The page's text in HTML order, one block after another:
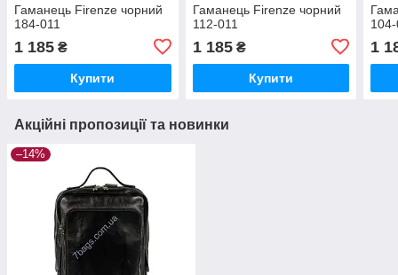
Гаманець Firenze чорний
184-011
1 185 ₴
Купити
Гаманець Firenze чорний
112-011
1 185₴
Купити
1
Акційні пропозиції та новинки
–14%